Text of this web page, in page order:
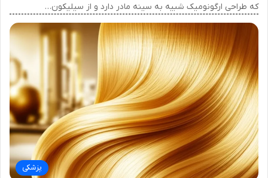
که طراحی ارگونومیک شبیه به سینه مادر دارد و از سیلیکون…
پزشکی